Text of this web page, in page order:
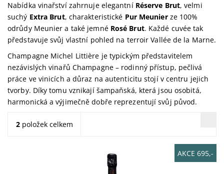
Nabídka vinařství zahrnuje elegantní Réserve Brut, velmi
suchý Extra Brut, charakteristické Pur Meunierze 100%
odrůdy Meunier a také jemné Rosé Brut. Každé cuvée tak
představuje svůj vlastní pohled na terroir Vallée de la Marne.
Champagne Michel Littière je typickým představitelem
nezávislých vinařů Champagne – rodinný přístup, pečlivá
práce ve vinicích a důraz na autenticitu stojí v centru jejich
tvorby. Díky tomu vznikají šampaňská, která jsou osobitá,
harmonická a výjimečně dobře reprezentují svůj původ.
2 položek celkem
AKCE 695,-
Michel Littiére Réserve Brut (0,75l) – osvěžující, kulatá a